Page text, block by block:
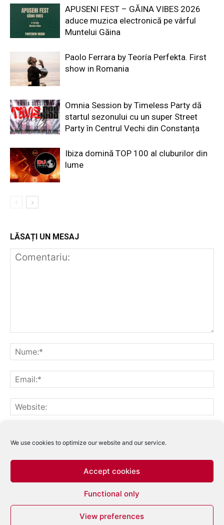
We use cookies to optimize our website and our service.
Accept cookies
Functional only
View preferences
APUSENI FEST – GĂINA VIBES 2026
aduce muzica electronică pe vârful
Muntelui Găina
Paolo Ferrara by Teoría Perfekta. First
show in Romania
Omnia Session by Timeless Party dă
startul sezonului cu un super Street
Party în Centrul Vechi din Constanța
Ibiza domină TOP 100 al cluburilor din
lume
LĂSAȚI UN MESAJ
Notifică-mă prin email când sunt publicate articole noi.
Acest site folosește Akismet pentru a reduce
Află cum sunt procesate datele
comentariilor tale